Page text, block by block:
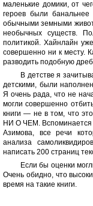
маленькие домики, от
героев были
обычными земными
необычных существ.
политикой. Хайнлайн
совершенно ни к месту.
разводить подобную
В детстве я
детскими, были
Я очень рада, что не
могли совершенно
книги — не в том, что
НИ О ЧЕМ. Вспоминается
Азимова, все речи
анализа
написать 200 страниц
Если бы оценки
Очень обидно, что
время на такие книги.